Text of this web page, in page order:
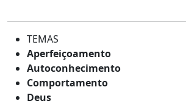
TEMAS
Aperfeiçoamento
Autoconhecimento
Comportamento
Deus